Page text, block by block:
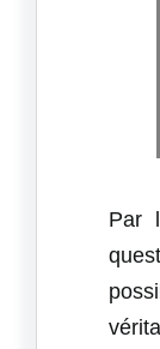
Par